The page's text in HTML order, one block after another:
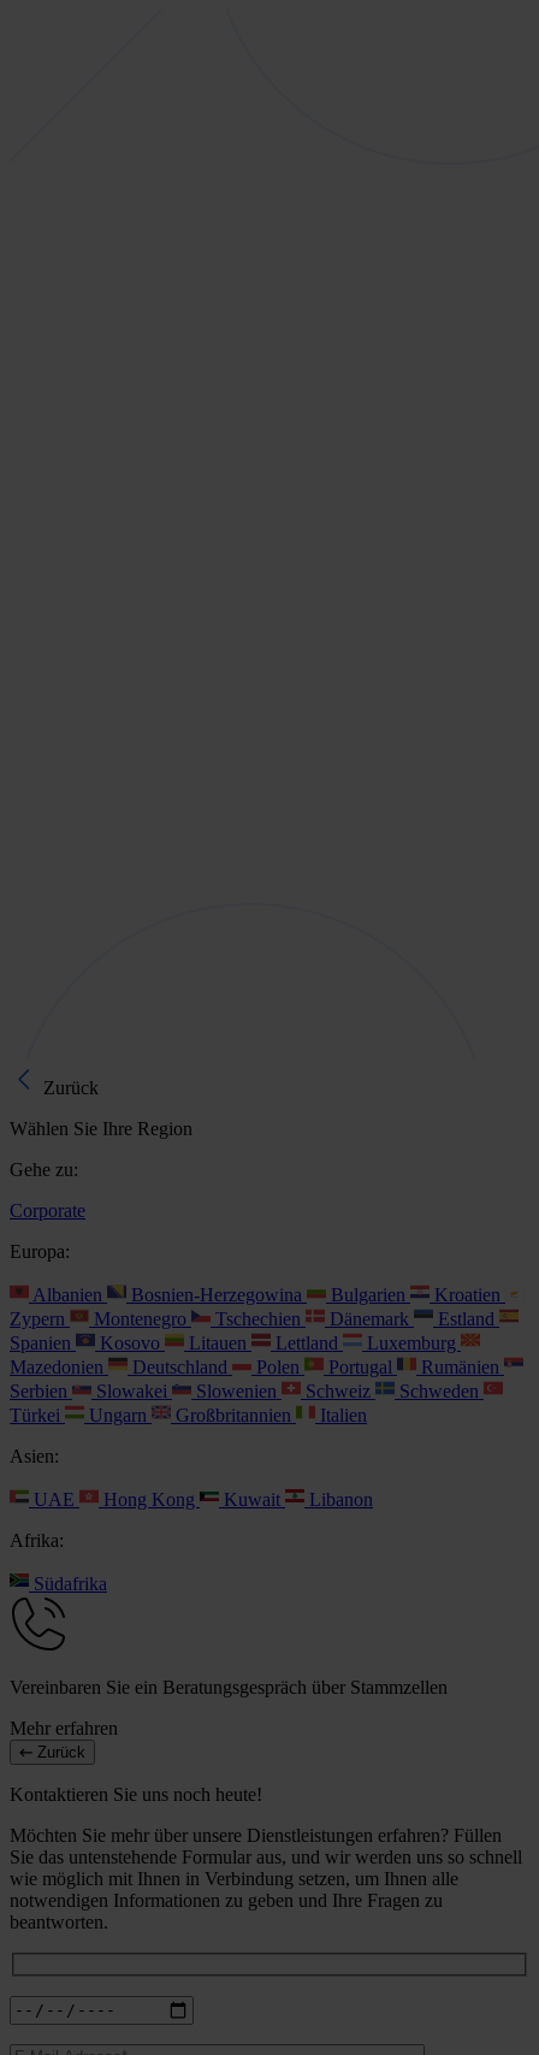
Zurück
Wählen Sie Ihre Region
Gehe zu:
Corporate
Europa:
Albanien Bosnien-Herzegowina Bulgarien
Kroatien
Zypern
Montenegro Tschechien Dänemark
Estland
Spanien
Kosovo Litauen Lettland
Luxemburg
Mazedonien
Deutschland Polen Portugal
Rumänien
Serbien
Slowakei Slowenien Schweiz
Schweden
Türkei
Ungarn Großbritannien
Italien
Asien:
UAE Hong Kong Kuwait
Libanon
Afrika:
Südafrika
Vereinbaren Sie ein Beratungsgespräch über Stammzellen
Mehr erfahren
Zurück
Kontaktieren Sie uns noch heute!
Möchten Sie mehr über unsere Dienstleistungen erfahren? Füllen
Sie das untenstehende Formular aus, und wir werden uns so schnell
wie möglich mit Ihnen in Verbindung setzen, um Ihnen alle
notwendigen Informationen zu geben und Ihre Fragen zu
beantworten.